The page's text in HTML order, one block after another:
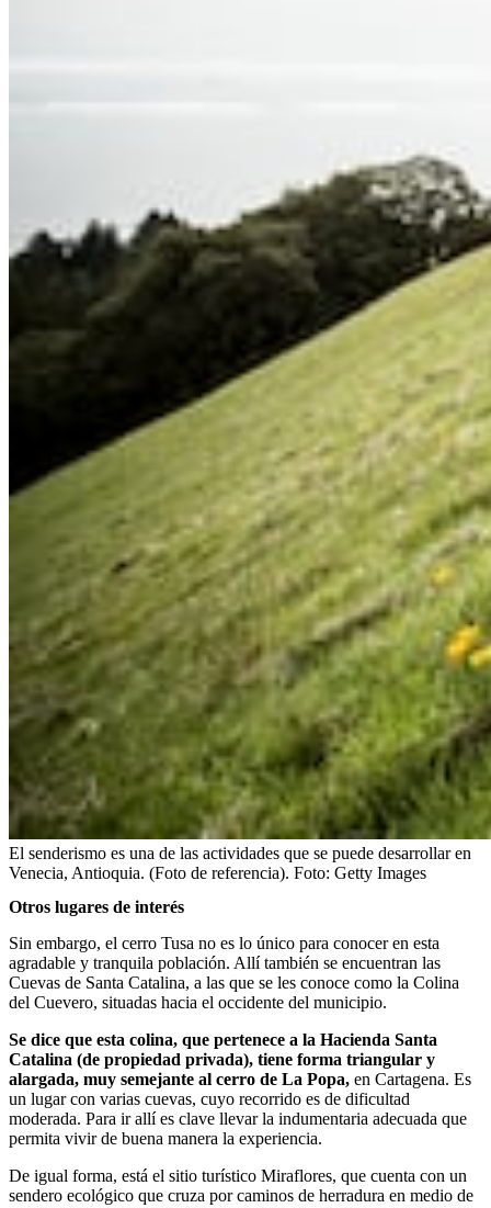
El senderismo es una de las actividades que se puede desarrollar en
Venecia, Antioquia. (Foto de referencia). Foto: Getty Images
Otros lugares de interés
Sin embargo, el cerro Tusa no es lo único para conocer en esta
agradable y tranquila población. Allí también se encuentran las
Cuevas de Santa Catalina, a las que se les conoce como la Colina
del Cuevero, situadas hacia el occidente del municipio.
Se dice que esta colina, que pertenece a la Hacienda Santa
Catalina (de propiedad privada), tiene forma triangular y
alargada, muy semejante al cerro de La Popa, en Cartagena. Es
un lugar con varias cuevas, cuyo recorrido es de dificultad
moderada. Para ir allí es clave llevar la indumentaria adecuada que
permita vivir de buena manera la experiencia.
De igual forma, está el sitio turístico Miraflores, que cuenta con un
sendero ecológico que cruza por caminos de herradura en medio de